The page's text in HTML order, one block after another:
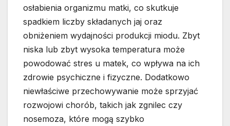
osłabienia organizmu matki, co skutkuje
spadkiem liczby składanych jaj oraz
obniżeniem wydajności produkcji miodu. Zbyt
niska lub zbyt wysoka temperatura może
powodować stres u matek, co wpływa na ich
zdrowie psychiczne i fizyczne. Dodatkowo
niewłaściwe przechowywanie może sprzyjać
rozwojowi chorób, takich jak zgnilec czy
nosemoza, które mogą szybko